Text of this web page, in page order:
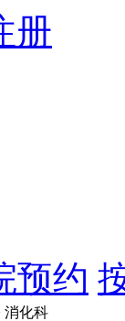
册
预约
消化科